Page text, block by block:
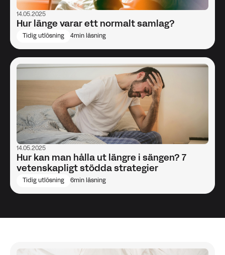
14.05.2025
Hur länge varar ett normalt samlag?
Tidig utlösning 4 min läsning
14.05.2025
Hur kan man hålla ut längre i sängen? 7
vetenskapligt stödda strategier
Tidig utlösning 6 min läsning